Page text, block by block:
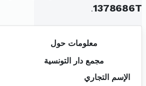
1378686T
.
معلومات حول
مجمع دار التونسية
الإسم التجاري